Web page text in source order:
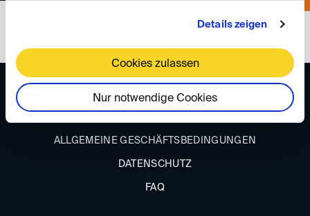
Details zeigen
Cookies zulassen
Nur notwendige Cookies
ANFAHRT
ALLGEMEINE GESCHÄFTSBEDINGUNGEN
DATENSCHUTZ
FAQ